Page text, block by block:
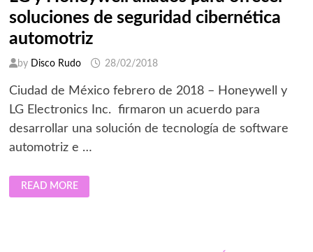
soluciones de seguridad cibernética
automotriz
by Disco Rudo 28/02/2018
Ciudad de México febrero de 2018 – Honeywell y
LG Electronics Inc. firmaron un acuerdo para
desarrollar una solución de tecnología de software
automotriz e …
LG
Y
HONEYWELL
READ MORE